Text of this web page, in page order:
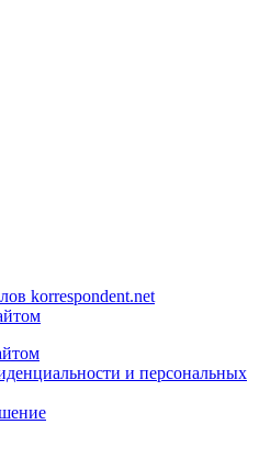
korrespondent.net
и персональных